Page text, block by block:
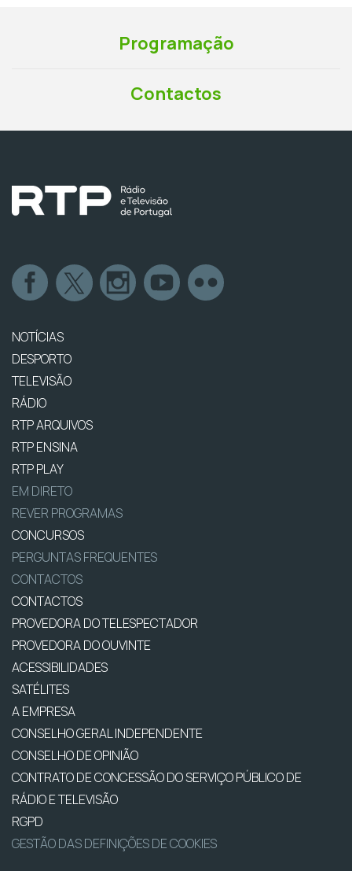
Programação
Contactos
NOTÍCIAS
DESPORTO
TELEVISÃO
RÁDIO
RTP ARQUIVOS
RTP ENSINA
RTP PLAY
EM DIRETO
REVER PROGRAMAS
CONCURSOS
PERGUNTAS FREQUENTES
CONTACTOS
CONTACTOS
PROVEDORA DO TELESPECTADOR
PROVEDORA DO OUVINTE
ACESSIBILIDADES
SATÉLITES
A EMPRESA
CONSELHO GERAL INDEPENDENTE
CONSELHO DE OPINIÃO
CONTRATO DE CONCESSÃO DO SERVIÇO PÚBLICO DE
RÁDIO E TELEVISÃO
RGPD
GESTÃO DAS DEFINIÇÕES DE COOKIES